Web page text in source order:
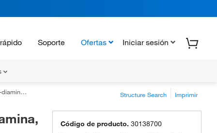
Soporte Ofertas Iniciar sesión
TRC Structure Search Imprimir
Código de producto. 30138700